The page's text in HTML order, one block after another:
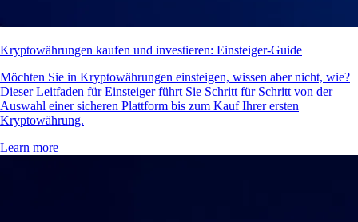
Kryptowährungen kaufen und investieren: Einsteiger-Guide
Möchten Sie in Kryptowährungen einsteigen, wissen aber nicht, wie?
Dieser Leitfaden für Einsteiger führt Sie Schritt für Schritt von der
Auswahl einer sicheren Plattform bis zum Kauf Ihrer ersten
Kryptowährung.
Learn more